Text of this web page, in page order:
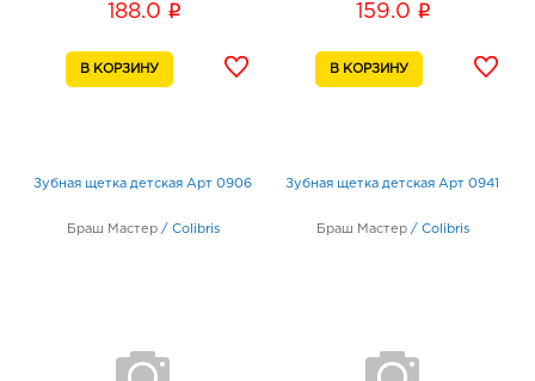
188.0 i 159.0 i
Зубная щетка детская Арт 0906
Браш Мастер / Colibris
Зубная щетка детская Арт 0941
Браш Мастер / Colibris